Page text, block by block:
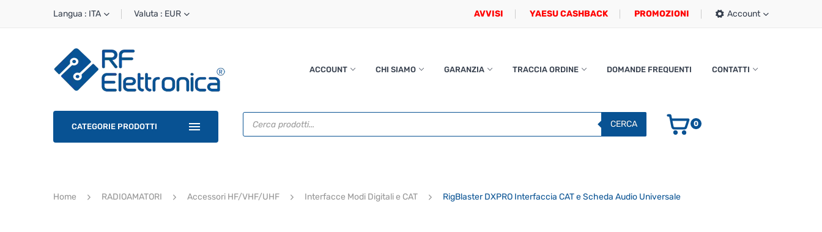
Langua : ITA Valuta : EUR AVVISI YAESU CASHBACK PROMOZIONI Account
ACCOUNT CHI SIAMO GARANZIA TRACCIA ORDINE DOMANDE FREQUENTI CONTATTI
CATEGORIE PRODOTTI
Ricerca
prodotti
CERCA 0
Home RADIOAMATORI Accessori HF/VHF/UHF Interfacce Modi Digitali e CAT RigBlaster DXPRO Interfaccia CAT e Scheda Audio Universale